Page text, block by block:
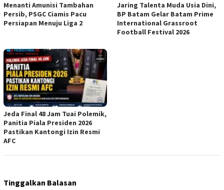
Menanti Amunisi Tambahan
Persib, PSGC Ciamis Pacu
Persiapan Menuju Liga 2
Jaring Talenta Muda Usia Dini,
BP Batam Gelar Batam Prime
International Grassroot
Football Festival 2026
Jeda Final 48 Jam Tuai Polemik,
Panitia Piala Presiden 2026
Pastikan Kantongi Izin Resmi
AFC
Tinggalkan Balasan